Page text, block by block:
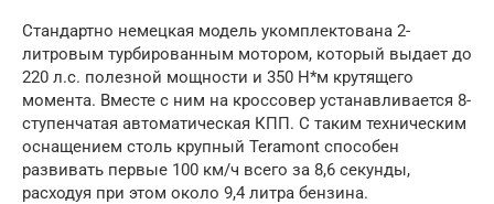
Стандартно немецкая модель укомплектована 2-
литровым турбированным мотором, который выдает до
220 л.с. полезной мощности и 350 Н*м крутящего
момента. Вместе с ним на кроссовер устанавливается 8-
ступенчатая автоматическая КПП. С таким техническим
оснащением столь крупный Teramont способен
развивать первые 100 км/ч всего за 8,6 секунды,
расходуя при этом около 9,4 литра бензина.